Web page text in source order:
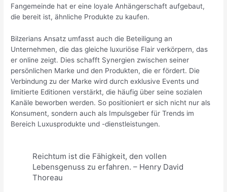
Fangemeinde hat er eine loyale Anhängerschaft aufgebaut,
die bereit ist, ähnliche Produkte zu kaufen.
Bilzerians Ansatz umfasst auch die Beteiligung an
Unternehmen, die das gleiche luxuriöse Flair verkörpern, das
er online zeigt. Dies schafft Synergien zwischen seiner
persönlichen Marke und den Produkten, die er fördert. Die
Verbindung zu der Marke wird durch exklusive Events und
limitierte Editionen verstärkt, die häufig über seine sozialen
Kanäle beworben werden. So positioniert er sich nicht nur als
Konsument, sondern auch als Impulsgeber für Trends im
Bereich Luxusprodukte und -dienstleistungen.
Reichtum ist die Fähigkeit, den vollen
Lebensgenuss zu erfahren. – Henry David
Thoreau